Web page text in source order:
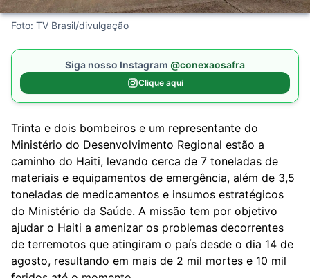
Foto: TV Brasil/divulgação
Siga nosso Instagram @conexaosafra
Clique aqui
Trinta e dois bombeiros e um representante do
Ministério do Desenvolvimento Regional estão a
caminho do Haiti, levando cerca de 7 toneladas de
materiais e equipamentos de emergência, além de 3,5
toneladas de medicamentos e insumos estratégicos
do Ministério da Saúde. A missão tem por objetivo
ajudar o Haiti a amenizar os problemas decorrentes
de terremotos que atingiram o país desde o dia 14 de
agosto, resultando em mais de 2 mil mortes e 10 mil